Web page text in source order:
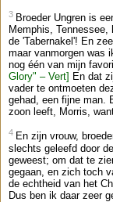
3 Broeder Ungren is
Memphis,
de 'Tabernakel'! En
maar vanmorgen was
nog één van mijn
Glory" – Vert] En dat
vader te ontmoeten
gehad, een fijne man.
zoon leeft, Morris,
4 En zijn vrouw,
slechts geleefd door
geweest; om dat te
gegaan, en zich toch
de echtheid van het
Dus ben ik daar zeer